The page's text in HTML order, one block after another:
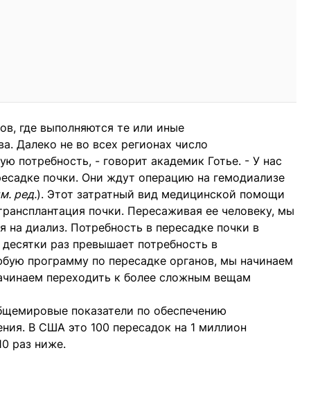
где выполняются те или иные
Далеко не во всех регионах число
потребность, - говорит академик Готье. - У нас
почки. Они ждут операцию на гемодиализе
ред.). Этот затратный вид медицинской помощи
почки. Пересаживая ее человеку, мы
на диализ. Потребность в пересадке почки в
раз превышает потребность в
программу по пересадке органов, мы начинаем
переходить к более сложным вещам
показатели по обеспечению
В США это 100 пересадок на 1 миллион
раз ниже.